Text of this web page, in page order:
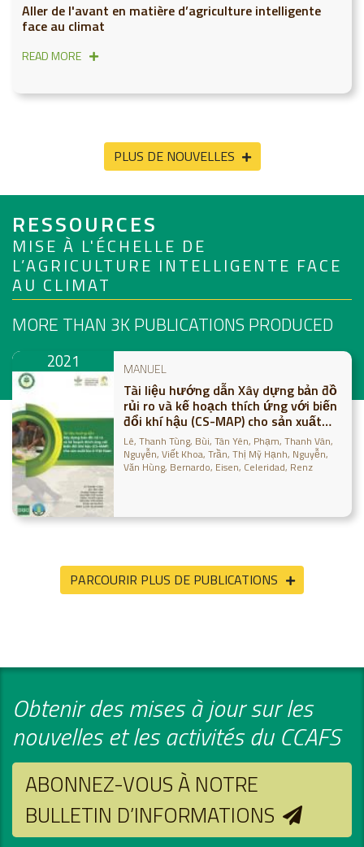
Aller de l'avant en matière d’agriculture intelligente
face au climat
READ MORE
PLUS DE NOUVELLES
RESSOURCES
MISE À L'ÉCHELLE DE
L’AGRICULTURE INTELLIGENTE FACE
AU CLIMAT
MORE THAN 3KPUBLICATIONS PRODUCED
2021 MANUEL
Tài liệu hướng dẫn Xây dựng bản đồ
rủi ro và kế hoạch thích ứng với biến
đổi khí hậu (CS-MAP) cho sản xuất
lúa ở Việt Nam
Lê, Thanh Tùng Bùi, Tân Yên Phạm, Thanh Vân
Nguyễn, Viết Khoa Trần, Thị Mỹ Hạnh Nguyễn,
Văn Hùng Bernardo, Eisen Celeridad, Renz
PARCOURIR PLUS DE PUBLICATIONS
Obtenir des mises à jour sur les
nouvelles et les activités du CCAFS
ABONNEZ-VOUS À NOTRE
BULLETIN D’INFORMATIONS